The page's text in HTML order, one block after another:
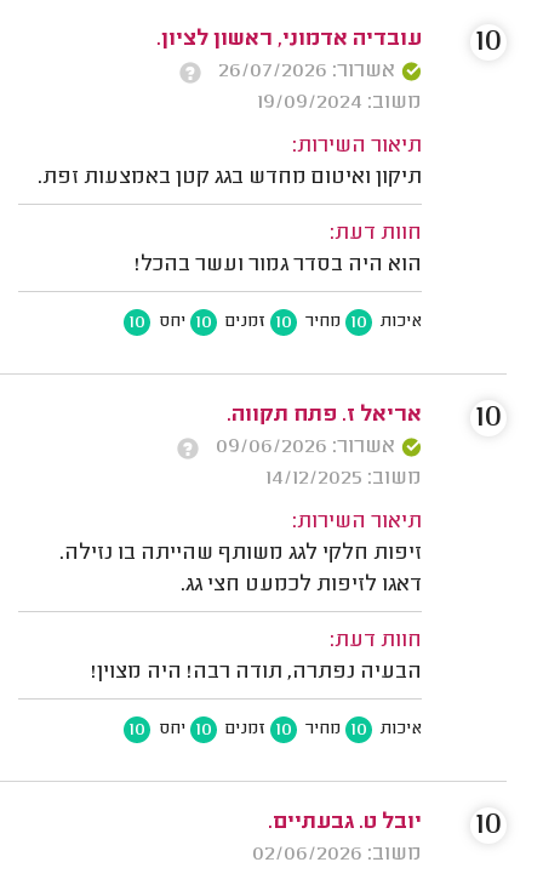
עובדיה אדמוני, ראשון לציון.
אשרור: 26/07/2026
משוב: 19/09/2024
תיאור השירות:
תיקון ואיטום מחדש בגג קטן באמצעות זפת.
חוות דעת:
הוא היה בסדר גמור ועשר בהכל!
איכות 10 מחיר 10 זמנים 10 יחס 10
10
אריאל ז. פתח תקווה.
אשרור: 09/06/2026
משוב: 14/12/2025
תיאור השירות:
זיפות חלקי לגג משותף שהייתה בו נזילה.
דאגו לזיפות לכמעט חצי גג.
חוות דעת:
הבעיה נפתרה, תודה רבה! היה מצוין!
איכות 10 מחיר 10 זמנים 10 יחס 10
10
יובל ט. גבעתיים.
משוב: 02/06/2026
10